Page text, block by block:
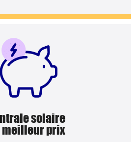
solaire
meilleur prix